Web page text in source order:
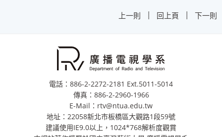
上一則 | 回上頁 | 下一則
電話：886-2-2272-2181 Ext.5011-5014
傳真：886-2-2960-1966
E-Mail：rtv@ntua.edu.tw
地址：22058新北市板橋區大觀路1段59號
建議使用IE9.0以上，1024*768解析度觀賞